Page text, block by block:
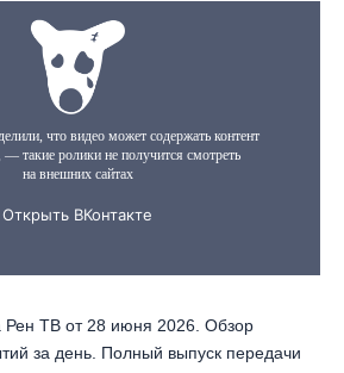
Рен ТВ от 28 июня 2026. Обзор
за день. Полный выпуск передачи